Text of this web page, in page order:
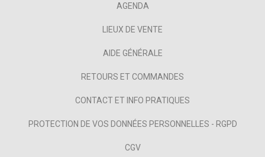
AGENDA
LIEUX DE VENTE
AIDE GÉNÉRALE
RETOURS ET COMMANDES
CONTACT ET INFO PRATIQUES
PROTECTION DE VOS DONNÉES PERSONNELLES - RGPD
CGV